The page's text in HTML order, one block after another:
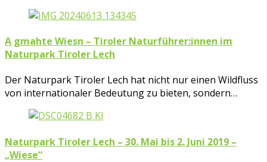
A gmahte Wiesn – Tiroler Naturführer:innen im
Naturpark Tiroler Lech
Der Naturpark Tiroler Lech hat nicht nur einen Wildfluss
von internationaler Bedeutung zu bieten, sondern…
Naturpark Tiroler Lech – 30. Mai bis 2. Juni 2019 –
„Wiese“